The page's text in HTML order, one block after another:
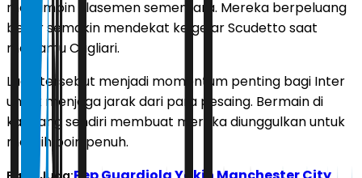
memimpin klasemen sementara. Mereka berpeluang
besar semakin mendekat ke gelar Scudetto saat
menjamu Cagliari.
Laga tersebut menjadi momentum penting bagi Inter
untuk menjaga jarak dari para pesaing. Bermain di
kandang sendiri membuat mereka diunggulkan untuk
meraih poin penuh.